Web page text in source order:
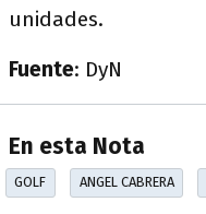
unidades.
Fuente: DyN
En esta Nota
GOLF ANGEL CABRERA